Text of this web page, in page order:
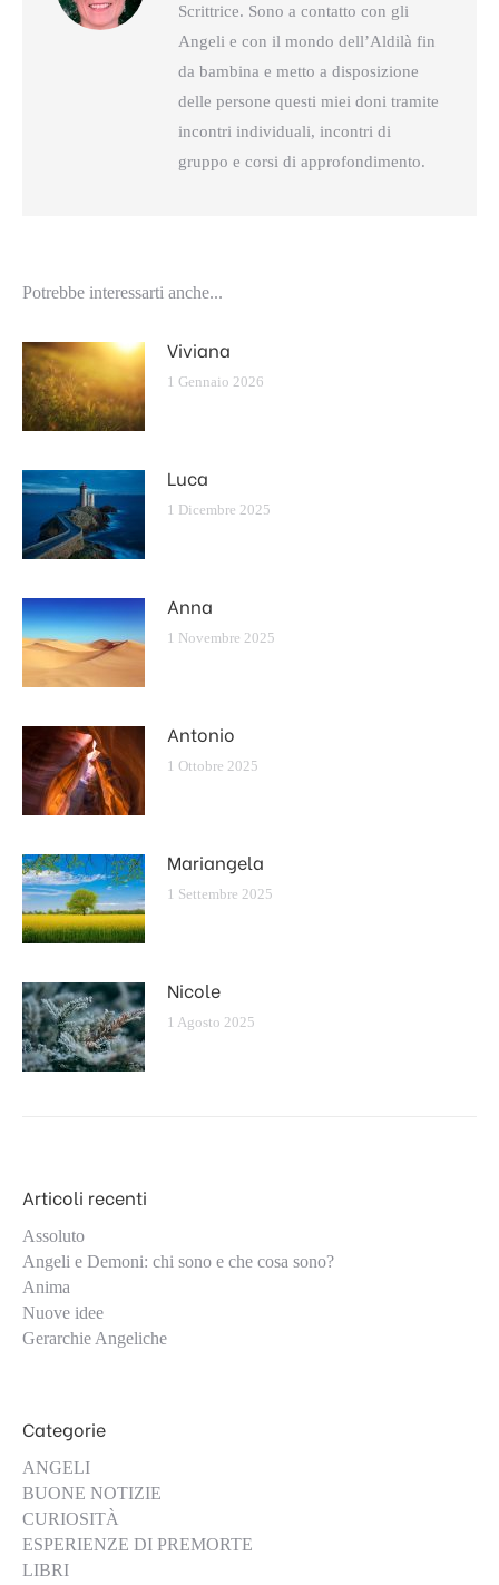
Scrittrice. Sono a contatto con gli
Angeli e con il mondo dell’Aldilà fin
da bambina e metto a disposizione
delle persone questi miei doni tramite
incontri individuali, incontri di
gruppo e corsi di approfondimento.
Potrebbe interessarti anche...
Viviana
1 Gennaio 2026
Luca
1 Dicembre 2025
Anna
1 Novembre 2025
Antonio
1 Ottobre 2025
Mariangela
1 Settembre 2025
Nicole
1 Agosto 2025
Articoli recenti
Assoluto
Angeli e Demoni: chi sono e che cosa sono?
Anima
Nuove idee
Gerarchie Angeliche
Categorie
ANGELI
BUONE NOTIZIE
CURIOSITÀ
ESPERIENZE DI PREMORTE
LIBRI